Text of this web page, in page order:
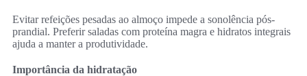
Evitar refeições pesadas ao almoço impede a sonolência pós-
prandial. Preferir saladas com proteína magra e hidratos integrais
ajuda a manter a produtividade.
Importância da hidratação